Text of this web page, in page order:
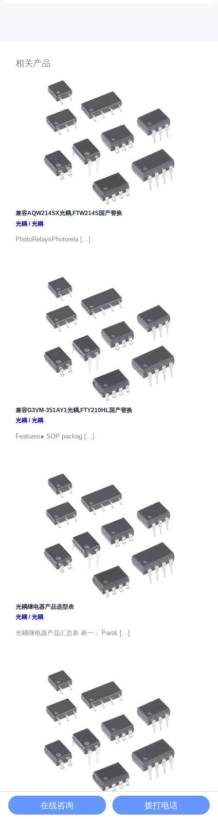
相关产品
兼容AQW214SX光耦,FTW214S国产替换
光耦/光耦
PhotoRelaysPhotorela […]
兼容G3VM-351AY1光耦,FTY210HL国产替换
光耦/光耦
Features● SOP packag […]
光耦继电器产品选型表
光耦/光耦
光耦继电器产品汇总表 表一： Part& […]
兼容AQY210EHA光耦,FTY282S国产替换
光耦/光耦
在线咨询 拨打电话